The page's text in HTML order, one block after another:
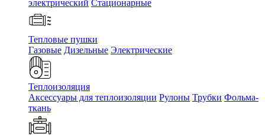
электрический Стационарные
Тепловые пушки
Газовые Дизельные Электрические
Теплоизоляция
Аксессуары для теплоизоляции Рулоны Трубки Фольма-
ткань